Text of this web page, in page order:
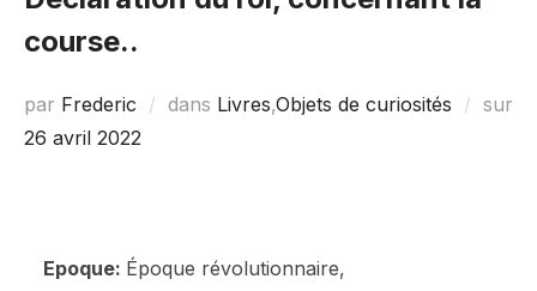
course..
par Frederic dans Livres,Objets de curiosités
sur
Publié
26 avril 2022
Epoque: Époque révolutionnaire,